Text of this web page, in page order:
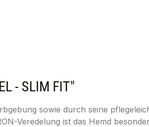
- SLIM FIT"
sowie durch seine
Veredelung ist das Hemd